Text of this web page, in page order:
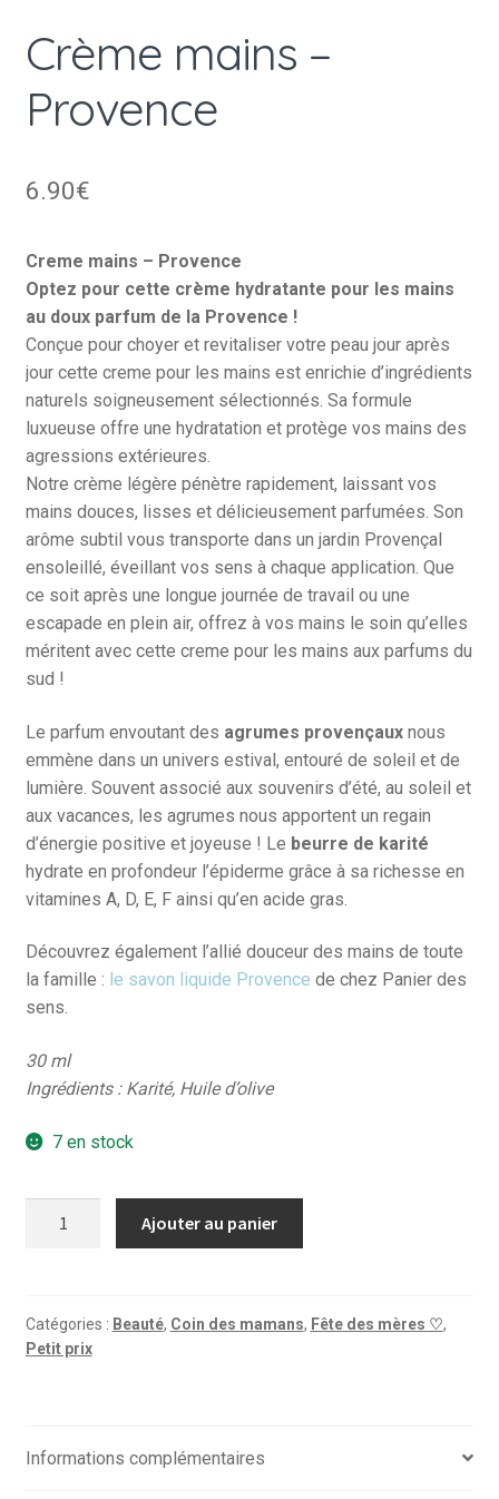
Crème mains –
Provence
6.90€
Creme mains – Provence
Optez pour cette crème hydratante pour les mains
au doux parfum de la Provence !
Conçue pour choyer et revitaliser votre peau jour après
jour cette creme pour les mains est enrichie d’ingrédients
naturels soigneusement sélectionnés. Sa formule
luxueuse offre une hydratation et protège vos mains des
agressions extérieures.
Notre crème légère pénètre rapidement, laissant vos
mains douces, lisses et délicieusement parfumées. Son
arôme subtil vous transporte dans un jardin Provençal
ensoleillé, éveillant vos sens à chaque application. Que
ce soit après une longue journée de travail ou une
escapade en plein air, offrez à vos mains le soin qu’elles
méritent avec cette creme pour les mains aux parfums du
sud !
Le parfum envoutant des agrumes provençauxnous
emmène dans un univers estival, entouré de soleil et de
lumière. Souvent associé aux souvenirs d’été, au soleil et
aux vacances, les agrumes nous apportent un regain
d’énergie positive et joyeuse ! Le beurre de karité
hydrate en profondeur l’épiderme grâce à sa richesse en
vitamines A, D, E, F ainsi qu’en acide gras.
Découvrez également l’allié douceur des mains de toute
la famille : le savon liquide Provence de chez Panier des
sens.
30 ml
Ingrédients : Karité, Huile d’olive
7 en stock
-
Provence
Ajouter au panier
Catégories : Beauté, Coin des mamans, Fête des mères ♡,
Petit prix
Informations complémentaires